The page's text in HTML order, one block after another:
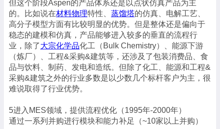
但这个阶段Aspen的产品体系还是以点状仿真产品为主
的。比如说在材料物理特性、 蒸馏塔的仿真、电解工艺、
高分子模型方面有比较明显的优势。但是整体还是偏向于
稳态的建模和仿真，产品能够进入较多的垂直的流程行
业，除了大宗化学品化工（Bulk Chemistry）、能源下游
（炼厂）、工程&采购&建筑等，还涉及了包装消费品、食
品与饮料、制药、发电和造纸。但除了化工、能源和工程&
采购&建筑之外的行业多数是以少数几个标杆客户为主，很
难说取得了行业优势。
5进入MES领域，提供流程优化（1995年-2000年）
通过一系列并购进行模块和能力补足（~10家以上并购）